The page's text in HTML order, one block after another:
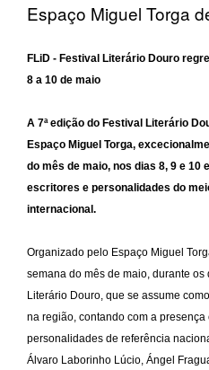
Espaço Miguel Torga
FLiD - Festival Literário Douro
8 a 10 de maio
A 7ª edição do Festival Literário
Espaço Miguel Torga,
do mês de maio, nos dias 8, 9 e 10
escritores e personalidades do
internacional.
Organizado pelo Espaço Miguel
semana do mês de maio, durante os
Literário Douro, que se assume
na região, contando com a
personalidades de referência
Álvaro Laborinho Lúcio, Ángel